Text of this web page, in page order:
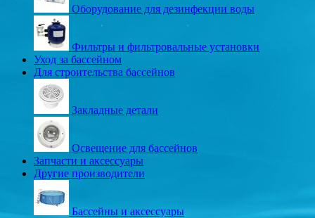
Оборудование для дезинфекции воды
Фильтры и фильтровальные установки
Уход за бассейном
Для строительства бассейнов
Закладные детали
Освещение для бассейнов
Запчасти и аксессуары
Другие производители
Бассейны и аксессуары